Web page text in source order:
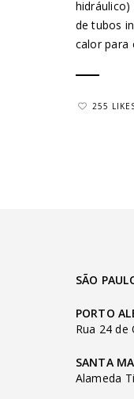
de tubos
calor para
255
SÃO
PORTO
Rua 24 de
SANTA
Alameda